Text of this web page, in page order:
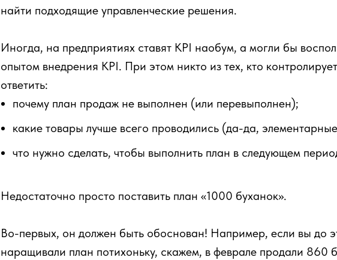
найти подходящие управленческие решения.
Иногда, на предприятиях ставят KPI наобум, а могли бы
опытом внедрения KPI. При этом никто из тех, кто
ответить:
почему план продаж не выполнен (или перевыполнен);
какие товары лучше всего проводились (да-да,
что нужно сделать, чтобы выполнить план в следующем
Недостаточно просто поставить план «1000 буханок».
Во-первых, он должен быть обоснован! Например, если вы до
наращивали план потихоньку, скажем, в феврале продали 860